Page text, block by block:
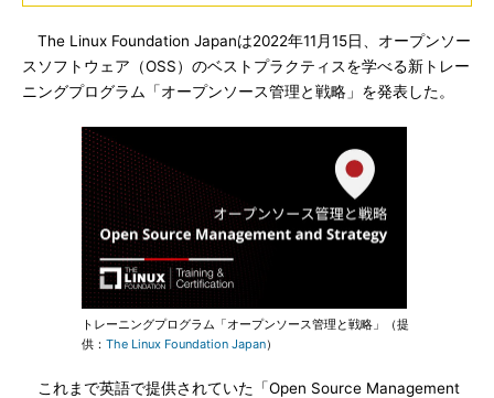
The Linux Foundation Japanは2022年11月15日、オープンソー
スソフトウェア（OSS）のベストプラクティスを学べる新トレー
ニングプログラム「オープンソース管理と戦略」を発表した。
トレーニングプログラム「オープンソース管理と戦略」（提
供： The Linux Foundation Japan）
これまで英語で提供されていた「Open Source Management